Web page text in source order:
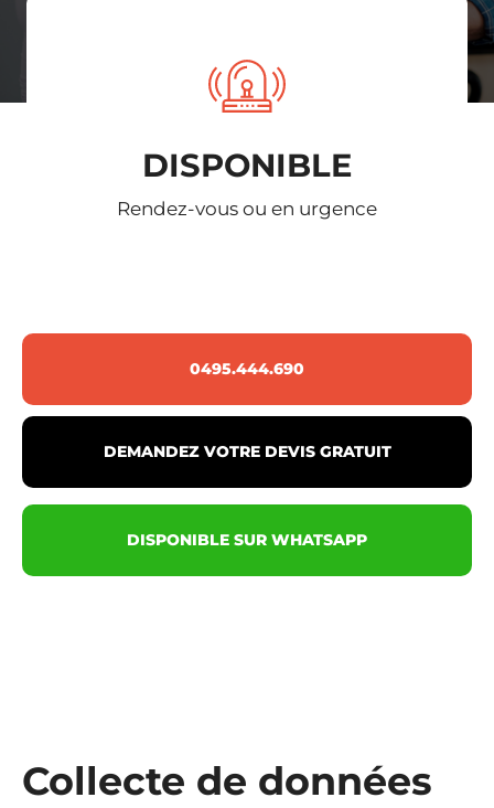
DISPONIBLE
Rendez-vous ou en urgence
0495.444.690
DEMANDEZ VOTRE DEVIS GRATUIT
DISPONIBLE SUR WHATSAPP
Collecte de données